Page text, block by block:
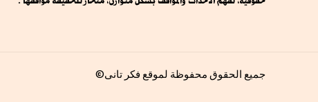
جميع الحقوق محفوظة لموقع فكر تانى©